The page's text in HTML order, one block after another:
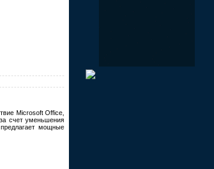
Microsoft Office,
счет уменьшения
мощные